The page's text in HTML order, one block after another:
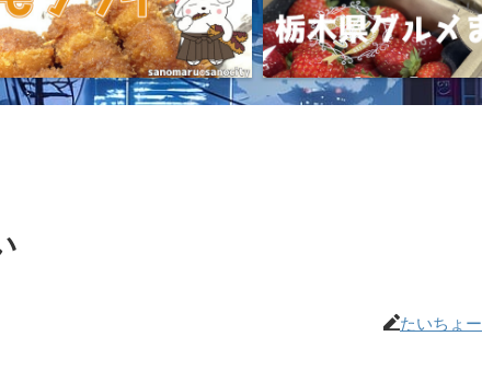
たいちょー